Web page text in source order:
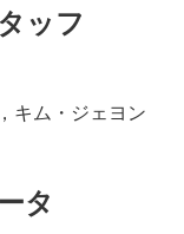
ッフ
キム・ジェヨン
タ